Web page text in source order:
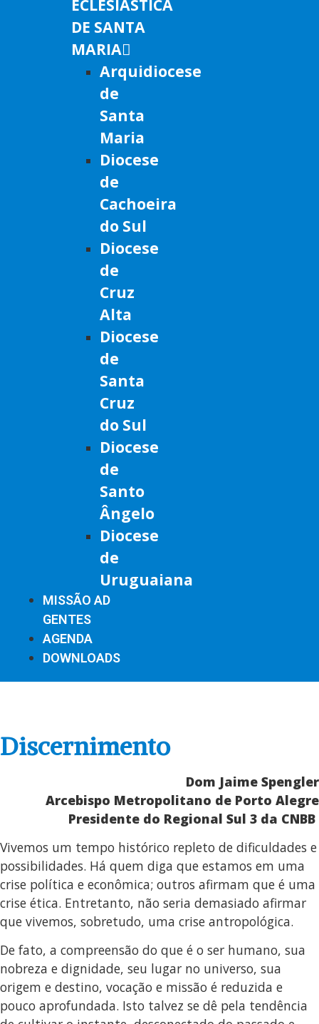
ECLESIÁSTICA
DE SANTA
MARIA
Arquidiocese
de
Santa
Maria
Diocese
de
Cachoeira
do Sul
Diocese
de
Cruz
Alta
Diocese
de
Santa
Cruz
do Sul
Diocese
de
Santo
Ângelo
Diocese
de
Uruguaiana
MISSÃO AD
GENTES
AGENDA
DOWNLOADS
Discernimento
Dom Jaime Spengler
Arcebispo Metropolitano de Porto Alegre
Presidente do Regional Sul 3 da CNBB
Vivemos um tempo histórico repleto de dificuldades e
possibilidades. Há quem diga que estamos em uma
crise política e econômica; outros afirmam que é uma
crise ética. Entretanto, não seria demasiado afirmar
que vivemos, sobretudo, uma crise antropológica.
De fato, a compreensão do que é o ser humano, sua
nobreza e dignidade, seu lugar no universo, sua
origem e destino, vocação e missão é reduzida e
pouco aprofundada. Isto talvez se dê pela tendência